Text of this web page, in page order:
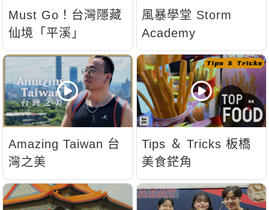
Must Go！台灣隱藏
仙境「平溪」
風暴學堂 Storm
Academy
Amazing Taiwan 台
灣之美
Tips ＆ Tricks 板橋
美食鋩角